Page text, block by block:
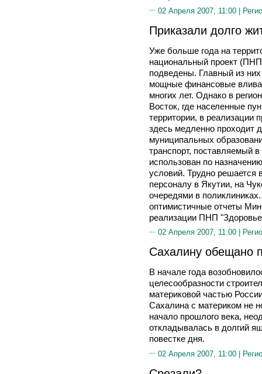
02 Апреля 2007, 11:00 |
Приказали долго
Уже больше года на
национальный проект
подведены. Главный из
мощные финансовые
многих лет. Однако в
Восток, где населенные
территории, в реализации
здесь медленно проходит
муниципальных
транспорт, поставляемый
использован по
условий. Трудно решается
персоналу в Якутии, на
очередями в
оптимистичные отчеты
реализации ПНП
02 Апреля 2007, 11:00 |
Сахалину обещано
В начале года
целесообразности
материковой частью
Сахалина с материком не
начало прошлого века,
откладывалась в долгий
повестке дня.
02 Апреля 2007, 11:00 |